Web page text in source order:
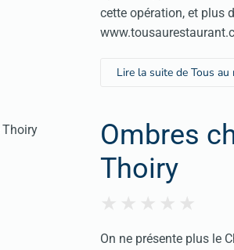
cette opération, et plus
Lire la suite de Tous
Ombres
Thoiry
On ne présente plus le